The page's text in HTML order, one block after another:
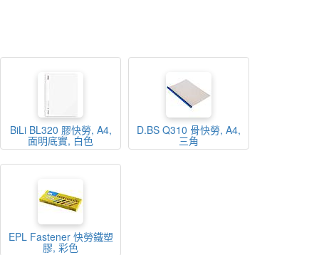
BiLi BL320 膠快勞, A4,
面明底實, 白色
D.BS Q310 骨快勞, A4,
三角
EPL Fastener 快勞鐵塑
膠, 彩色